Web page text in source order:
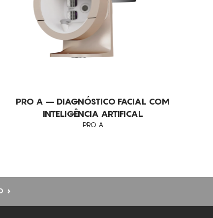
DESIDRATAÇÃO
DIMINUIÇÃO DA CELULITE
ELIMINAÇÃO DE GORDURA LOCALIZADA
PERSISTENTE
ENVELHECIMENTO
FLACIDEZ DA PELE
PRO A – DIAGNÓSTICO FACIAL COM
INTELIGÊNCIA ARTIFICAL
PRO A